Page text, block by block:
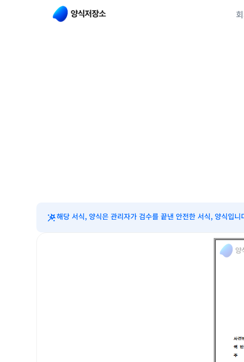
해당 서식, 양식은 관리자가 검수를 끝낸 안전한 서식, 양식입